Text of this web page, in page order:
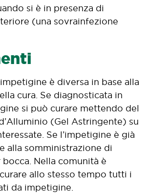
si è in presenza di
(una sovrainfezione
è diversa in base alla
cura. Se diagnosticata in
si può curare mettendo del
(Gel Astringente) su
Se l’impetigine è già
alla somministrazione di
Nella comunità è
allo stesso tempo tutti i
da impetigine.